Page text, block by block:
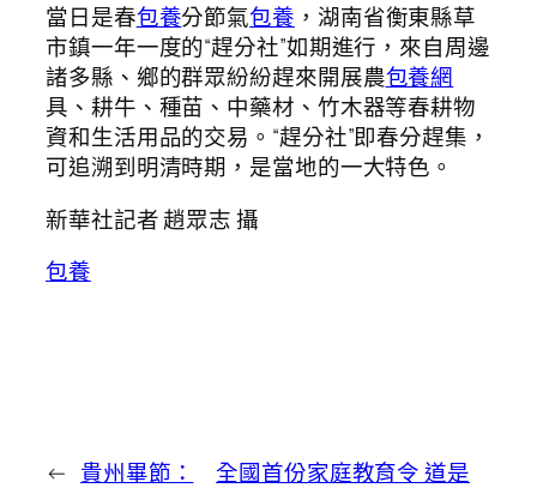
當日是春包養分節氣包養 ，湖南省衡東縣草
市鎮一年一度的“趕分社”如期進行，來自周邊
諸多縣、鄉的群眾紛紛趕來開展農包養網
具、耕牛、種苗、中藥材、竹木器等春耕物
資和生活用品的交易。“趕分社”即春分趕集，
可追溯到明清時期，是當地的一大特色。
新華社記者 趙眾志 攝
包養
← 貴州畢節：
全國首份家庭教育令 道是